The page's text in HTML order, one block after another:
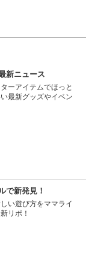
新ニュース
ーアイテムでほっと
最新グッズやイベン
で新発見！
い遊び方をママライ
リポ！